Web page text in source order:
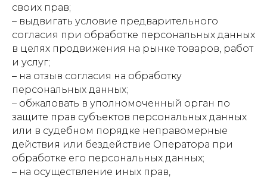
своих прав;
– выдвигать условие предварительного
согласия при обработке персональных данных
в целях продвижения на рынке товаров, работ
и услуг;
– на отзыв согласия на обработку
персональных данных;
– обжаловать в уполномоченный орган по
защите прав субъектов персональных данных
или в судебном порядке неправомерные
действия или бездействие Оператора при
обработке его персональных данных;
– на осуществление иных прав,